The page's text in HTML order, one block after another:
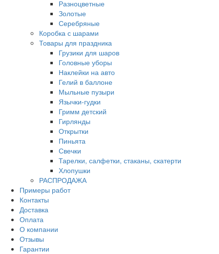
Разноцветные
Золотые
Серебряные
Коробка с шарами
Товары для праздника
Грузики для шаров
Головные уборы
Наклейки на авто
Гелий в баллоне
Мыльные пузыри
Язычки-гудки
Гримм детский
Гирлянды
Открытки
Пиньята
Свечки
Тарелки, салфетки, стаканы, скатерти
Хлопушки
РАСПРОДАЖА
Примеры работ
Контакты
Доставка
Оплата
О компании
Отзывы
Гарантии